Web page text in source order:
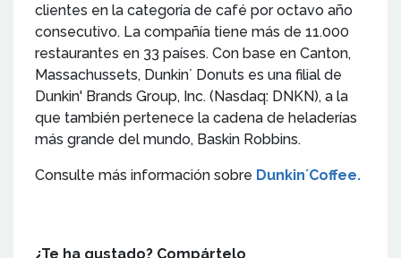
clientes en la categoría de café por octavo año
consecutivo. La compañía tiene más de 11.000
restaurantes en 33 países. Con base en Canton,
Massachussets, Dunkin´ Donuts es una filial de
Dunkin' Brands Group, Inc. (Nasdaq: DNKN), a la
que también pertenece la cadena de heladerías
más grande del mundo, Baskin Robbins.
Consulte más información sobre Dunkin´Coffee.
¿Te ha gustado? Compártelo